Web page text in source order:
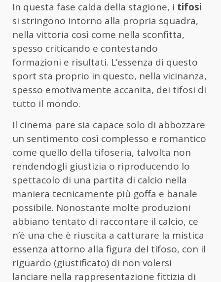
In questa fase calda della stagione, i tifosi
si stringono intorno alla propria squadra,
nella vittoria così come nella sconfitta,
spesso criticando e contestando
formazioni e risultati. L’essenza di questo
sport sta proprio in questo, nella vicinanza,
spesso emotivamente accanita, dei tifosi di
tutto il mondo.
Il cinema pare sia capace solo di abbozzare
un sentimento così complesso e romantico
come quello della tifoseria, talvolta non
rendendogli giustizia o riproducendo lo
spettacolo di una partita di calcio nella
maniera tecnicamente più goffa e banale
possibile. Nonostante molte produzioni
abbiano tentato di raccontare il calcio, ce
n’è una che è riuscita a catturare la mistica
essenza attorno alla figura del tifoso, con il
riguardo (giustificato) di non volersi
lanciare nella rappresentazione fittizia di